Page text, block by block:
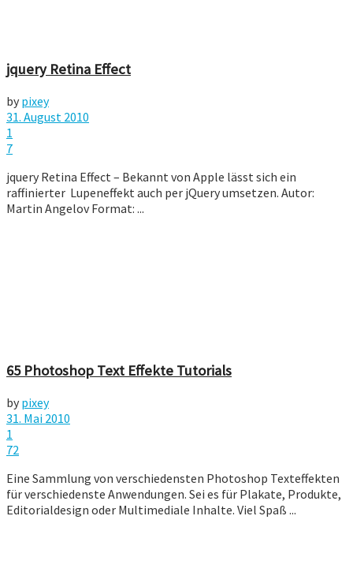
jquery Retina Effect
by pixey
31. August 2010
1
7
jquery Retina Effect – Bekannt von Apple lässt sich ein
raffinierter Lupeneffekt auch per jQuery umsetzen. Autor:
Martin Angelov Format: ...
65 Photoshop Text Effekte Tutorials
by pixey
31. Mai 2010
1
72
Eine Sammlung von verschiedensten Photoshop Texteffekten
für verschiedenste Anwendungen. Sei es für Plakate, Produkte,
Editorialdesign oder Multimediale Inhalte. Viel Spaß ...